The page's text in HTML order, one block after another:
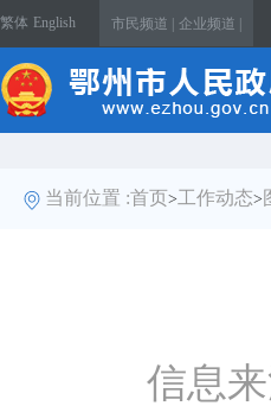
繁体 English 市民频道 | 企业频道 |
当前位置 :首页>工作动态>
信息